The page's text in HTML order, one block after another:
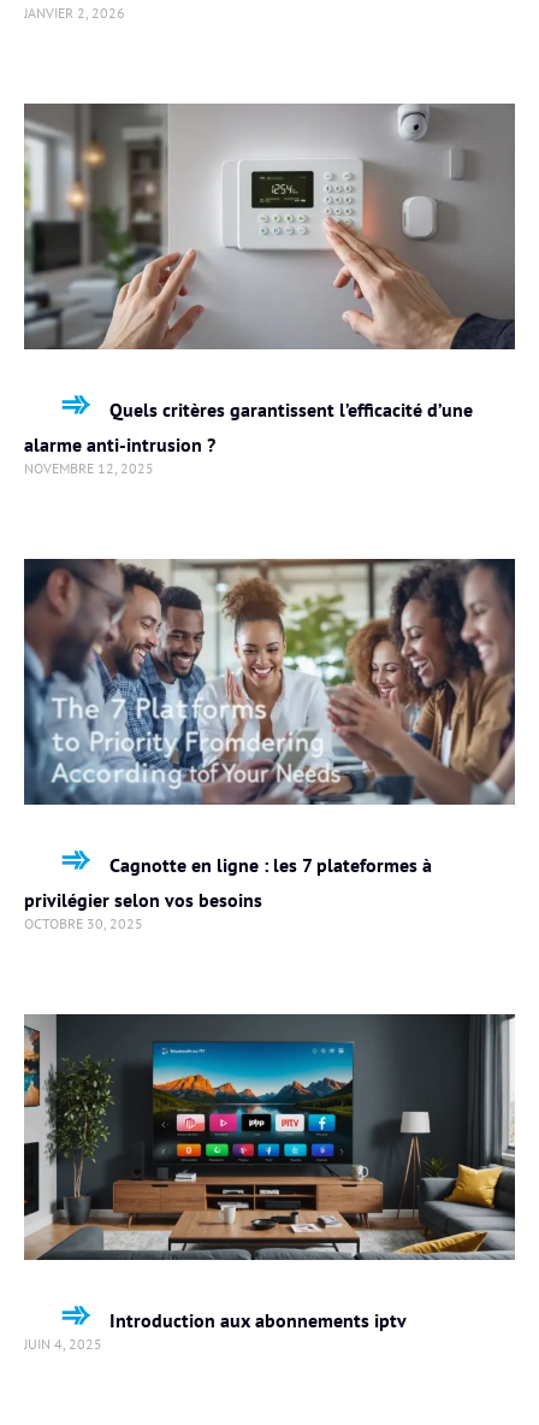
JANVIER 2, 2026
Quels critères garantissent l’efficacité d’une
alarme anti-intrusion ?
NOVEMBRE 12, 2025
Cagnotte en ligne : les 7 plateformes à
privilégier selon vos besoins
OCTOBRE 30, 2025
Introduction aux abonnements iptv
JUIN 4, 2025